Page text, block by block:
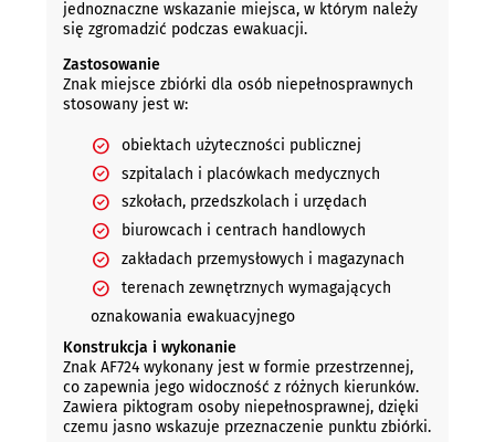
jednoznaczne wskazanie miejsca, w którym należy
się zgromadzić podczas ewakuacji.
Zastosowanie
Znak miejsce zbiórki dla osób niepełnosprawnych
stosowany jest w:
obiektach użyteczności publicznej
szpitalach i placówkach medycznych
szkołach, przedszkolach i urzędach
biurowcach i centrach handlowych
zakładach przemysłowych i magazynach
terenach zewnętrznych wymagających
oznakowania ewakuacyjnego
Konstrukcja i wykonanie
Znak AF724 wykonany jest w formie przestrzennej,
co zapewnia jego widoczność z różnych kierunków.
Zawiera piktogram osoby niepełnosprawnej, dzięki
czemu jasno wskazuje przeznaczenie punktu zbiórki.